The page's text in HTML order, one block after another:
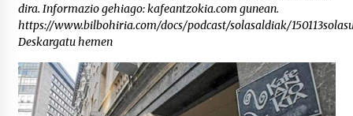
dira. Informazio gehiago: kafeantzokia.com gunean.
https://www.bilbohiria.com/docs/podcast/solasaldiak/
Deskargatu hemen